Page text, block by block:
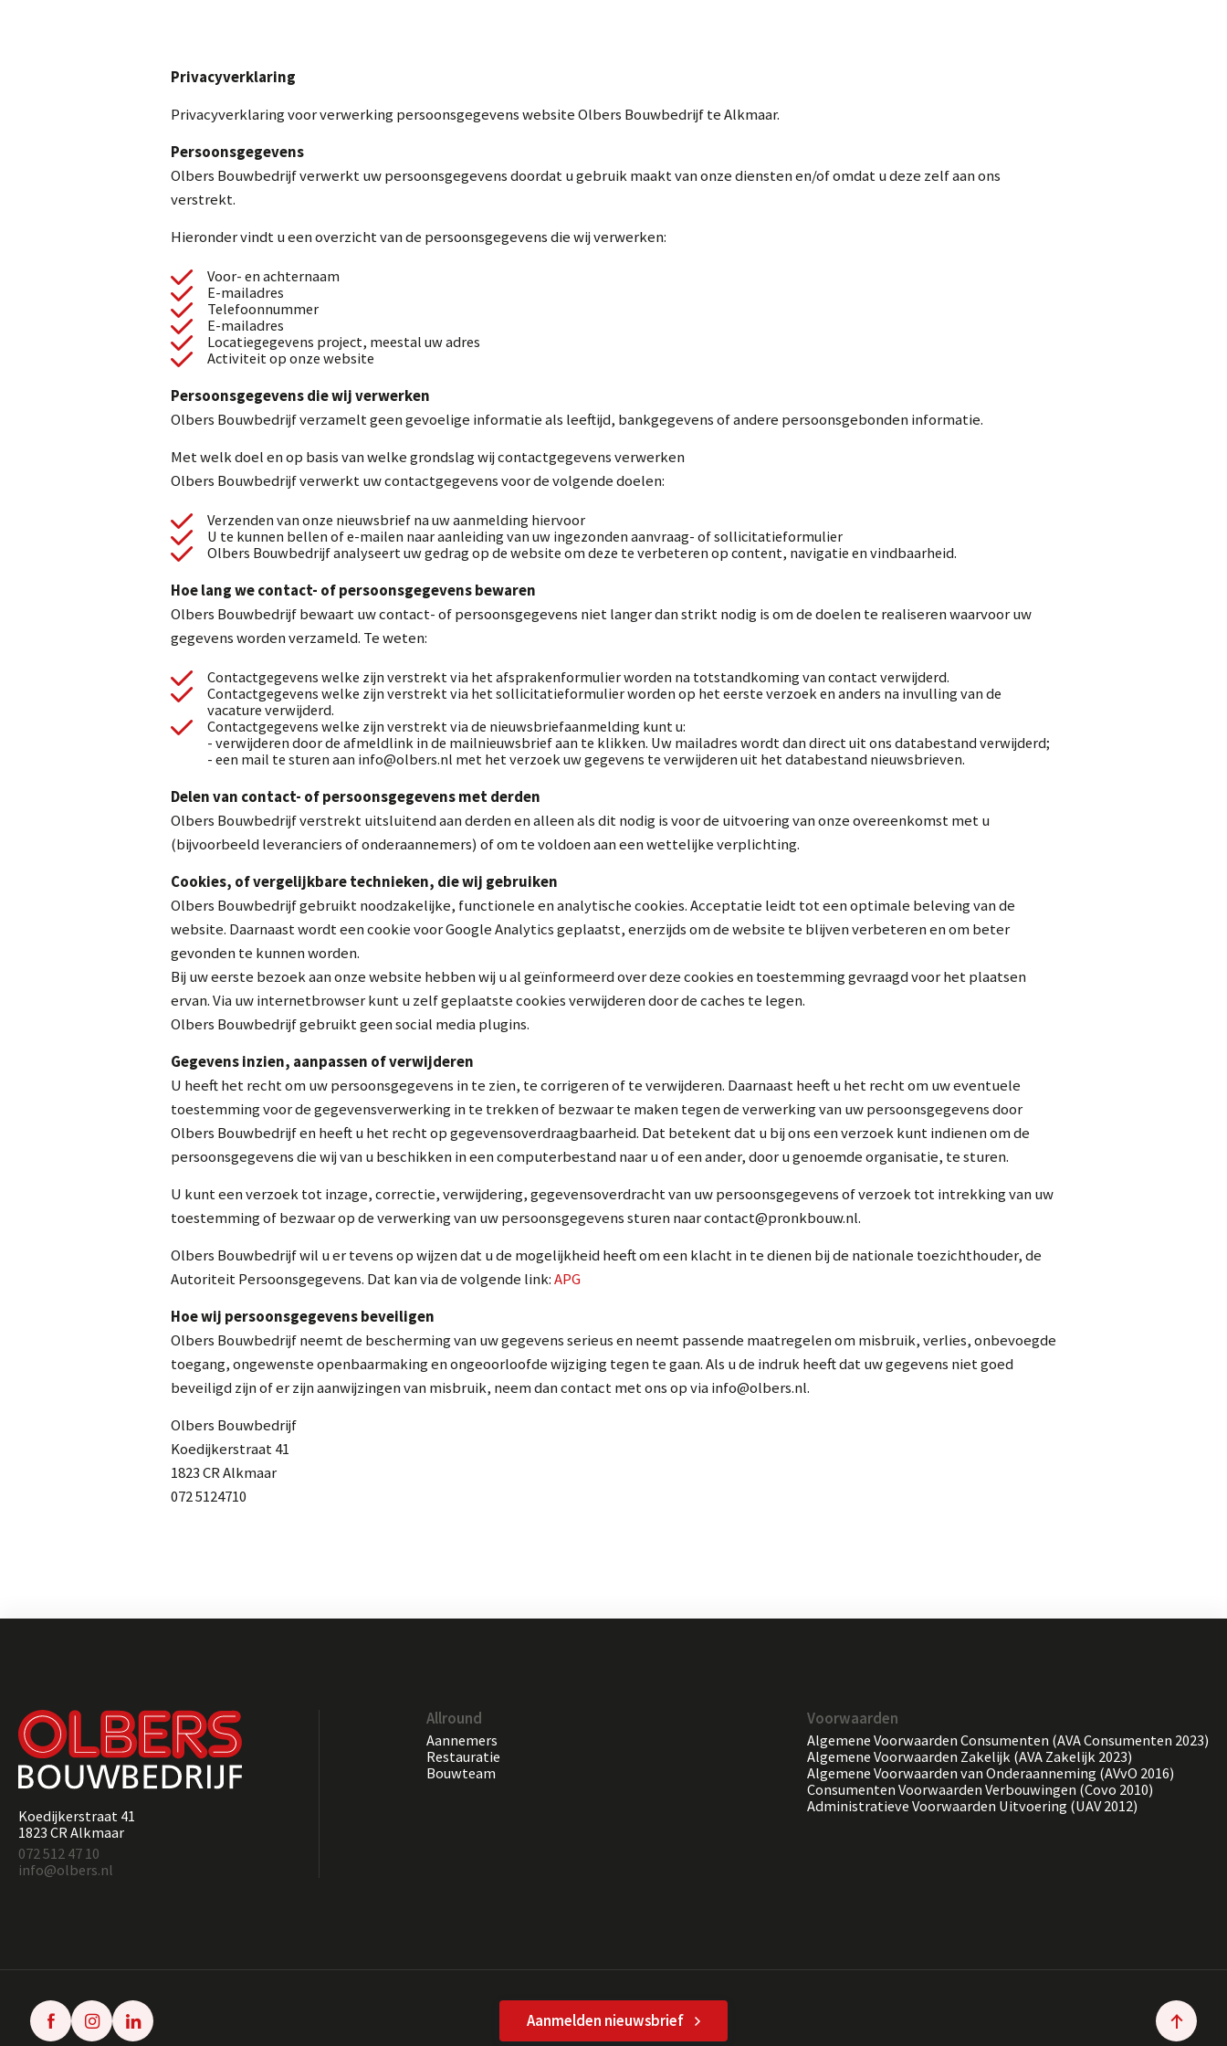
Privacyverklaring
Privacyverklaring voor verwerking persoonsgegevens website Olbers Bouwbedrijf te Alkmaar.
Persoonsgegevens
Olbers Bouwbedrijf verwerkt uw persoonsgegevens doordat u gebruik maakt van onze diensten en/of omdat u deze zelf aan ons
verstrekt.
Hieronder vindt u een overzicht van de persoonsgegevens die wij verwerken:
Voor- en achternaam
E-mailadres
Telefoonnummer
E-mailadres
Locatiegegevens project, meestal uw adres
Activiteit op onze website
Persoonsgegevens die wij verwerken
Olbers Bouwbedrijf verzamelt geen gevoelige informatie als leeftijd, bankgegevens of andere persoonsgebonden informatie.
Met welk doel en op basis van welke grondslag wij contactgegevens verwerken
Olbers Bouwbedrijf verwerkt uw contactgegevens voor de volgende doelen:
Verzenden van onze nieuwsbrief na uw aanmelding hiervoor
U te kunnen bellen of e-mailen naar aanleiding van uw ingezonden aanvraag- of sollicitatieformulier
Olbers Bouwbedrijf analyseert uw gedrag op de website om deze te verbeteren op content, navigatie en vindbaarheid.
Hoe lang we contact- of persoonsgegevens bewaren
Olbers Bouwbedrijf bewaart uw contact- of persoonsgegevens niet langer dan strikt nodig is om de doelen te realiseren waarvoor uw
gegevens worden verzameld. Te weten:
Contactgegevens welke zijn verstrekt via het afsprakenformulier worden na totstandkoming van contact verwijderd.
Contactgegevens welke zijn verstrekt via het sollicitatieformulier worden op het eerste verzoek en anders na invulling van de
vacature verwijderd.
Contactgegevens welke zijn verstrekt via de nieuwsbriefaanmelding kunt u:
- verwijderen door de afmeldlink in de mailnieuwsbrief aan te klikken. Uw mailadres wordt dan direct uit ons databestand verwijderd;
- een mail te sturen aan info@olbers.nl met het verzoek uw gegevens te verwijderen uit het databestand nieuwsbrieven.
Delen van contact- of persoonsgegevens met derden
Olbers Bouwbedrijf verstrekt uitsluitend aan derden en alleen als dit nodig is voor de uitvoering van onze overeenkomst met u
(bijvoorbeeld leveranciers of onderaannemers) of om te voldoen aan een wettelijke verplichting.
Cookies, of vergelijkbare technieken, die wij gebruiken
Olbers Bouwbedrijf gebruikt noodzakelijke, functionele en analytische cookies. Acceptatie leidt tot een optimale beleving van de
website. Daarnaast wordt een cookie voor Google Analytics geplaatst, enerzijds om de website te blijven verbeteren en om beter
gevonden te kunnen worden.
Bij uw eerste bezoek aan onze website hebben wij u al geïnformeerd over deze cookies en toestemming gevraagd voor het plaatsen
ervan. Via uw internetbrowser kunt u zelf geplaatste cookies verwijderen door de caches te legen.
Olbers Bouwbedrijf gebruikt geen social media plugins.
Gegevens inzien, aanpassen of verwijderen
U heeft het recht om uw persoonsgegevens in te zien, te corrigeren of te verwijderen. Daarnaast heeft u het recht om uw eventuele
toestemming voor de gegevensverwerking in te trekken of bezwaar te maken tegen de verwerking van uw persoonsgegevens door
Olbers Bouwbedrijf en heeft u het recht op gegevensoverdraagbaarheid. Dat betekent dat u bij ons een verzoek kunt indienen om de
persoonsgegevens die wij van u beschikken in een computerbestand naar u of een ander, door u genoemde organisatie, te sturen.
U kunt een verzoek tot inzage, correctie, verwijdering, gegevensoverdracht van uw persoonsgegevens of verzoek tot intrekking van uw
toestemming of bezwaar op de verwerking van uw persoonsgegevens sturen naar contact@pronkbouw.nl.
Olbers Bouwbedrijf wil u er tevens op wijzen dat u de mogelijkheid heeft om een klacht in te dienen bij de nationale toezichthouder, de
Autoriteit Persoonsgegevens. Dat kan via de volgende link:APG
Hoe wij persoonsgegevens beveiligen
Olbers Bouwbedrijf neemt de bescherming van uw gegevens serieus en neemt passende maatregelen om misbruik, verlies, onbevoegde
toegang, ongewenste openbaarmaking en ongeoorloofde wijziging tegen te gaan. Als u de indruk heeft dat uw gegevens niet goed
beveiligd zijn of er zijn aanwijzingen van misbruik, neem dan contact met ons op via info@olbers.nl.
Olbers Bouwbedrijf
Koedijkerstraat 41
1823 CR Alkmaar
072 5124710
Koedijkerstraat 41
1823 CR Alkmaar
072 512 47 10
info@olbers.nl
Allround
Aannemers
Restauratie
Bouwteam
Voorwaarden
Algemene Voorwaarden Consumenten (AVA Consumenten 2023)
Algemene Voorwaarden Zakelijk (AVA Zakelijk 2023)
Algemene Voorwaarden van Onderaanneming (AVvO 2016)
Consumenten Voorwaarden Verbouwingen (Covo 2010)
Administratieve Voorwaarden Uitvoering (UAV 2012)
Aanmelden nieuwsbrief
Aanmelden nieuwsbrief
Ja, ik wil nieuws ontvangen